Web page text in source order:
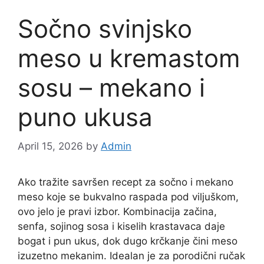
Sočno svinjsko
meso u kremastom
sosu – mekano i
puno ukusa
April 15, 2026 by Admin
Ako tražite savršen recept za sočno i mekano
meso koje se bukvalno raspada pod viljuškom,
ovo jelo je pravi izbor. Kombinacija začina,
senfa, sojinog sosa i kiselih krastavaca daje
bogat i pun ukus, dok dugo krčkanje čini meso
izuzetno mekanim. Idealan je za porodični ručak